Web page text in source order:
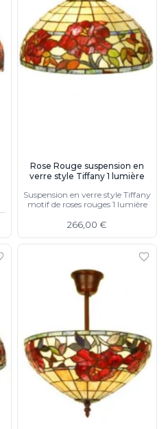
Rose Rouge suspension en
verre style Tiffany 1 lumière
Suspension en verre style Tiffany
motif de roses rouges 1 lumière
266,00 €